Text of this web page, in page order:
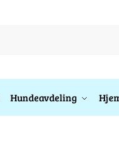
Hundeavdeling